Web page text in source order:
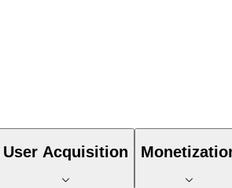
User Acquisition